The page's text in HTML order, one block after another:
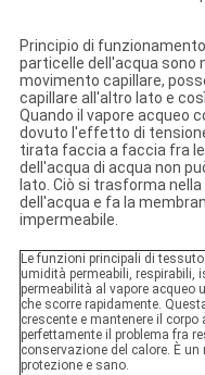
Principio di
particelle dell'acqua sono
movimento capillare,
capillare all'altro lato e
Quando il vapore acqueo
dovuto l'effetto di
tirata faccia a faccia fra
dell'acqua di acqua non
lato. Ciò si trasforma
dell'acqua e fa la
impermeabile.
Le funzioni principali di
umidità permeabili, respirabili,
permeabilità al vapore acqueo
che scorre rapidamente.
crescente e mantenere il
perfettamente il problema fra
conservazione del calore. È
protezione e sano.